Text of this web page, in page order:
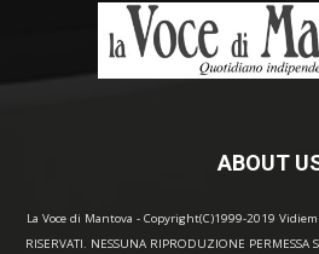
ABOUT
La Voce di Mantova - Copyright(C)1999-2019
RISERVATI. NESSUNA RIPRODUZIONE